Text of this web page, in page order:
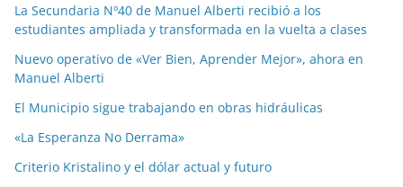
La Secundaria Nº40 de Manuel Alberti recibió a los
estudiantes ampliada y transformada en la vuelta a clases
Nuevo operativo de «Ver Bien, Aprender Mejor», ahora en
Manuel Alberti
El Municipio sigue trabajando en obras hidráulicas
«La Esperanza No Derrama»
Criterio Kristalino y el dólar actual y futuro